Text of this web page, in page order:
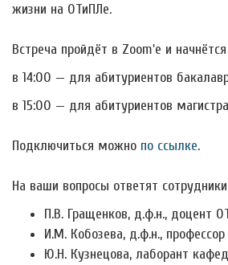
жизни на ОТиПЛе.
Встреча пройдёт в Zoom'е и начнётся
в 14:00 — для абитуриентов
в 15:00 — для абитуриентов
Подключиться можно по ссылке.
На ваши вопросы ответят
П.В. Гращенков, д.ф.н., доцент
И.М. Кобозева, д.ф.н.,
Ю.Н. Кузнецова, лаборант